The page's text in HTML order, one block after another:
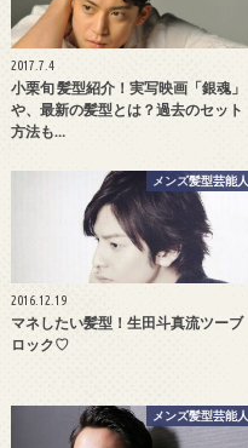
2017.7.4
小栗旬 髪型紹介！実写映画「銀魂」
や、最新の髪型とは？過去のセット
方法も…
メンズ髪型芸能人
2016.12.19
マネしたい髪型！生田斗真流ツーブ
ロック♡
メンズ髪型芸能人